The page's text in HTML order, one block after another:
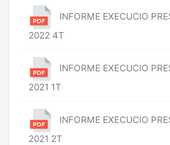
INFORME EXECUCIO
2022 4T
INFORME EXECUCIO
2021 1T
INFORME EXECUCIO
2021 2T